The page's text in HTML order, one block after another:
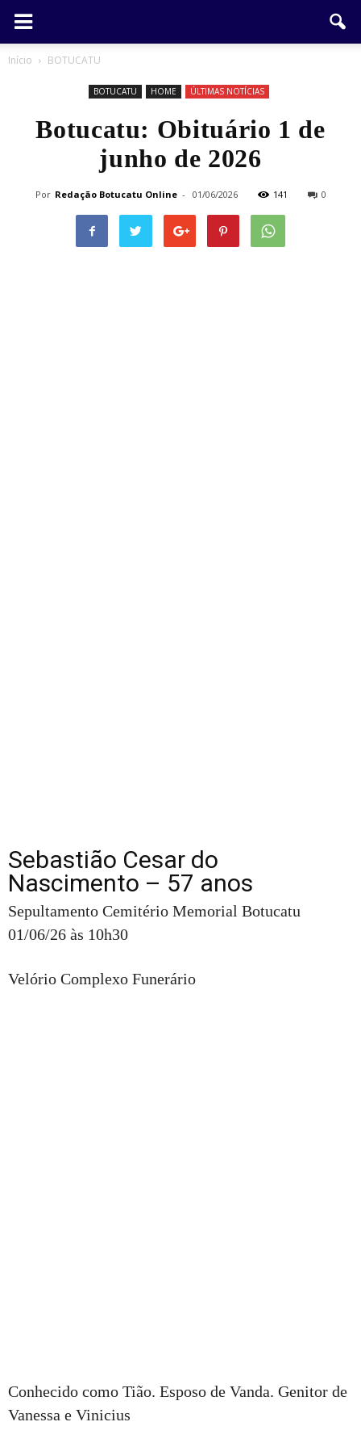
Início BOTUCATU
BOTUCATU HOME ÚLTIMAS NOTÍCIAS
Botucatu: Obituário 1 de
junho de 2026
Por Redação Botucatu Online - 01/06/2026 141 0
Sebastião Cesar do
Nascimento – 57 anos
Sepultamento Cemitério Memorial Botucatu
01/06/26 às 10h30
Velório Complexo Funerário
Conhecido como Tião. Esposo de Vanda. Genitor de
Vanessa e Vinicius